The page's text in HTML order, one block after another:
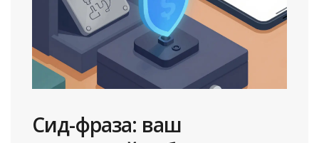
Сид-фраза: ваш